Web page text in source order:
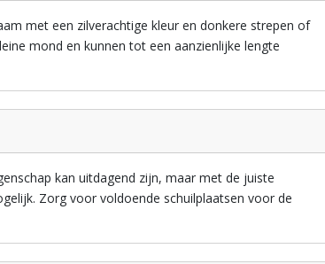
met een zilverachtige kleur en donkere strepen of
mond en kunnen tot een aanzienlijke lengte
kan uitdagend zijn, maar met de juiste
Zorg voor voldoende schuilplaatsen voor de